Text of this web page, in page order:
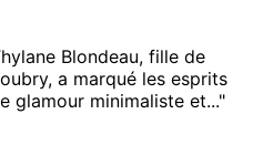
Blondeau, fille de
a marqué les esprits
glamour minimaliste et..."